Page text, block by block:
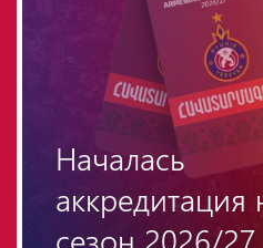
Новый
штаб «Пюник
Академии»